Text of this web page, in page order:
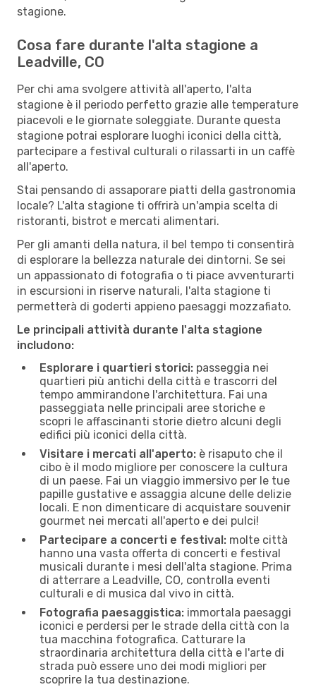
stagione.
Cosa fare durante l'alta stagione a
Leadville, CO
Per chi ama svolgere attività all'aperto, l'alta
stagione è il periodo perfetto grazie alle temperature
piacevoli e le giornate soleggiate. Durante questa
stagione potrai esplorare luoghi iconici della città,
partecipare a festival culturali o rilassarti in un caffè
all'aperto.
Stai pensando di assaporare piatti della gastronomia
locale? L'alta stagione ti offrirà un'ampia scelta di
ristoranti, bistrot e mercati alimentari.
Per gli amanti della natura, il bel tempo ti consentirà
di esplorare la bellezza naturale dei dintorni. Se sei
un appassionato di fotografia o ti piace avventurarti
in escursioni in riserve naturali, l'alta stagione ti
permetterà di goderti appieno paesaggi mozzafiato.
Le principali attività durante l'alta stagione
includono:
Esplorare i quartieri storici: passeggia nei
quartieri più antichi della città e trascorri del
tempo ammirandone l'architettura. Fai una
passeggiata nelle principali aree storiche e
scopri le affascinanti storie dietro alcuni degli
edifici più iconici della città.
Visitare i mercati all'aperto: è risaputo che il
cibo è il modo migliore per conoscere la cultura
di un paese. Fai un viaggio immersivo per le tue
papille gustative e assaggia alcune delle delizie
locali. E non dimenticare di acquistare souvenir
gourmet nei mercati all'aperto e dei pulci!
Partecipare a concerti e festival: molte città
hanno una vasta offerta di concerti e festival
musicali durante i mesi dell'alta stagione. Prima
di atterrare a Leadville, CO, controlla eventi
culturali e di musica dal vivo in città.
Fotografia paesaggistica: immortala paesaggi
iconici e perdersi per le strade della città con la
tua macchina fotografica. Catturare la
straordinaria architettura della città e l'arte di
strada può essere uno dei modi migliori per
scoprire la tua destinazione.